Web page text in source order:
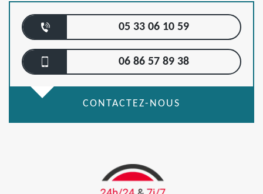
05 33 06 10 59
06 86 57 89 38
CONTACTEZ-NOUS